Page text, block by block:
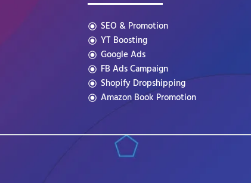
SEO & Promotion
YT Boosting
Google Ads
FB Ads Campaign
Shopify Dropshipping
Amazon Book Promotion